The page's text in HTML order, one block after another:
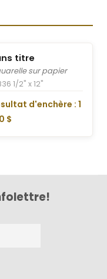
titre
sur papier
6 1/2" x 12"
d'enchère : 1
$